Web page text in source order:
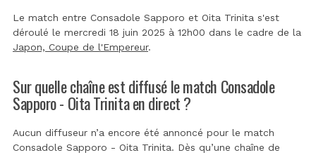
Le match entre Consadole Sapporo et Oita Trinita s'est
déroulé le mercredi 18 juin 2025 à 12h00 dans le cadre de la
Japon, Coupe de l'Empereur.
Sur quelle chaîne est diffusé le match Consadole
Sapporo - Oita Trinita en direct ?
Aucun diffuseur n’a encore été annoncé pour le match
Consadole Sapporo - Oita Trinita. Dès qu’une chaîne de